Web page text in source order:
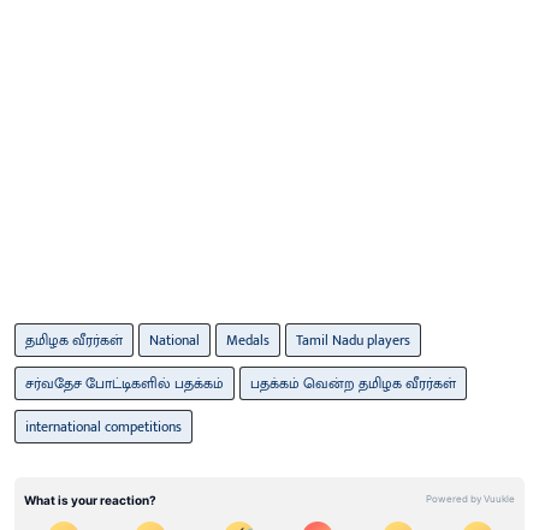
தமிழக வீரர்கள் National Medals
Tamil Nadu players
சர்வதேச போட்டிகளில் பதக்கம்
பதக்கம் வென்ற தமிழக வீரர்கள்
international competitions